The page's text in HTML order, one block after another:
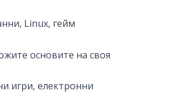
Linux, гейм
основите на своя
игри, електронни